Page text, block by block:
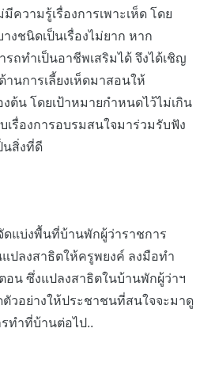
ความรู้เรื่องการเพาะเห็ด โดย
งชนิดเป็นเรื่องไม่ยาก หาก
ถทำเป็นอาชีพเสริมได้ จึงได้เชิญ
นการเลี้ยงเห็ดมาสอนให้
ต้น โดยเป้าหมายกำหนดไว้ไม่เกิน
รื่องการอบรมสนใจมาร่วมรับฟัง
นสิ่งที่ดี
บ่งพื้นที่บ้านพักผู้ว่าราชการ
แปลงสาธิตให้ครูพยงค์ ลงมือทำ
น ซึ่งแปลงสาธิตในบ้านพักผู้ว่าฯ
วอย่างให้ประชาชนที่สนใจจะมาดู
ทำที่บ้านต่อไป..